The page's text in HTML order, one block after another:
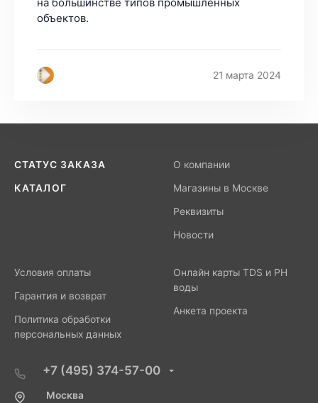
21 марта 2024
СТАТУС ЗАКАЗА
КАТАЛОГ
О компании
Магазины в Москве
Реквизиты
Новости
Условия оплаты
Гарантия и возврат
Политика обработки
персональных данных
Онлайн карты TDS и PH
воды
Анкета проекта
+7 (495) 374-57-00
Москва